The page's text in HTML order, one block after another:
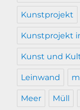
Kunstprojekt
Kunstprojekt
Kunst und
Leinwand
Meer Müll